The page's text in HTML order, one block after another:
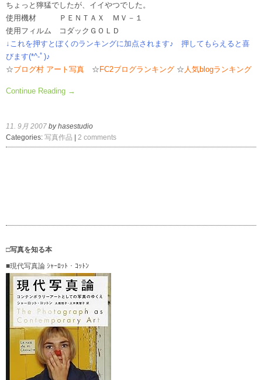
ちょっと獰猛でしたが、イイやつでした。
使用機材 ＰＥＮＴＡＸ ＭＶ－１
使用フィルム コダックＧＯＬＤ
↓これを押すとぼくのランキングに加点されます♪ 押してもらえると喜
びます(*^-ﾟ)♪
☆ブログ村 アート写真 ☆ FC2ブログランキング ☆ 人気blogランキング
Continue Reading →
11. 9月 2007 by hasestudio
Categories: 写真作品 2 comments
□写真を知る本
■現代写真論 ｼｬｰﾛｯﾄ・ｺｯﾄﾝ